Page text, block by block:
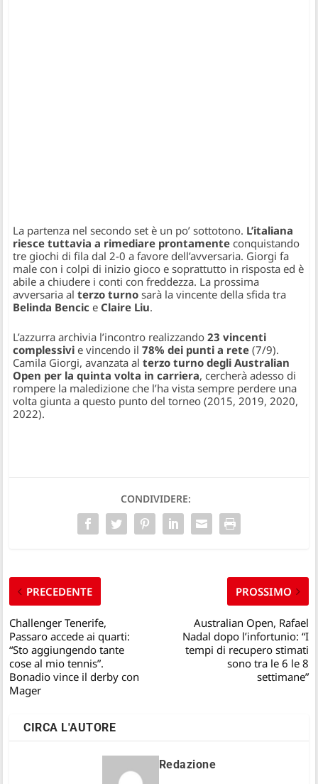
La partenza nel secondo set è un po’ sottotono. L’italiana
riesce tuttavia a rimediare prontamenteconquistando
tre giochi di fila dal 2-0 a favore dell’avversaria. Giorgi fa
male con i colpi di inizio gioco e soprattutto in risposta ed è
abile a chiudere i conti con freddezza. La prossima
avversaria al terzo turno sarà la vincente della sfida tra
Belinda BenciceClaire Liu.
L’azzurra archivia l’incontro realizzando23 vincenti
complessivi e vincendo il78% dei punti a rete (7/9).
Camila Giorgi, avanzata al terzo turno degli Australian
Open per la quinta volta in carriera, cercherà adesso di
rompere la maledizione che l’ha vista sempre perdere una
volta giunta a questo punto del torneo (2015, 2019, 2020,
2022).
CONDIVIDERE:
PRECEDENTE
Challenger Tenerife,
Passaro accede ai quarti:
“Sto aggiungendo tante
cose al mio tennis”.
Bonadio vince il derby con
Mager
PROSSIMO
Australian Open, Rafael
Nadal dopo l’infortunio: “I
tempi di recupero stimati
sono tra le 6 le 8
settimane”
CIRCA L'AUTORE
Redazione